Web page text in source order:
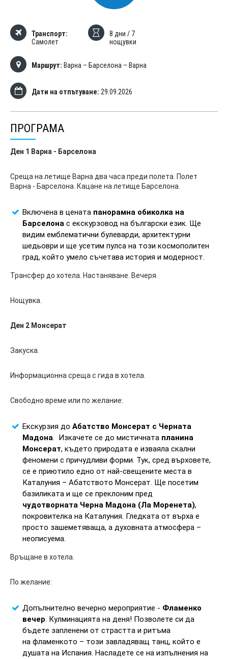
Транспорт:
Самолет
8 дни / 7
нощувки
Маршрут: Варна – Барселона – Варна
Дати на отпътуване: 29.09.2026
ПРОГРАМА
Ден 1 Варна - Барселона
Среща на летище Варна два часа преди полета. Полет
Варна - Барселона. Кацане на летище Барселона.
Включена в цената панорамна обиколка на
Барселона с екскурзовод на български език. Ще
видим емблематични булеварди, архитектурни
шедьоври и ще усетим пулса на този космополитен
град, който умело съчетава история и модерност.
Трансфер до хотела. Настаняване. Вечеря.
Нощувка.
Ден 2 Монсерат
Закуска.
Информационна среща с гида в хотела.
Свободно време или по желание:
Екскурзия до Абатство Монсерат с Черната
Мадона. Изкачете се до мистичната планина
Монсерат, където природата е изваяла скални
феномени с причудливи форми. Тук, сред върховете,
се е приютило едно от най-свещените места в
Каталуния – Абатството Монсерат. Ще посетим
базиликата и ще се преклоним пред
чудотворната Черна Мадона (Ла Моренета),
покровителка на Каталуния. Гледката от върха е
просто зашеметяваща, а духовната атмосфера –
неописуема.
Връщане в хотела.
По желание:
Допълнително вечерно мероприятие - Фламенко
вечер. Кулминацията на деня! Позволете си да
бъдете запленени от страстта и ритъма
на фламенкото – този завладяващ танц, който е
душата на Испания. Насладете се на изпълнения на